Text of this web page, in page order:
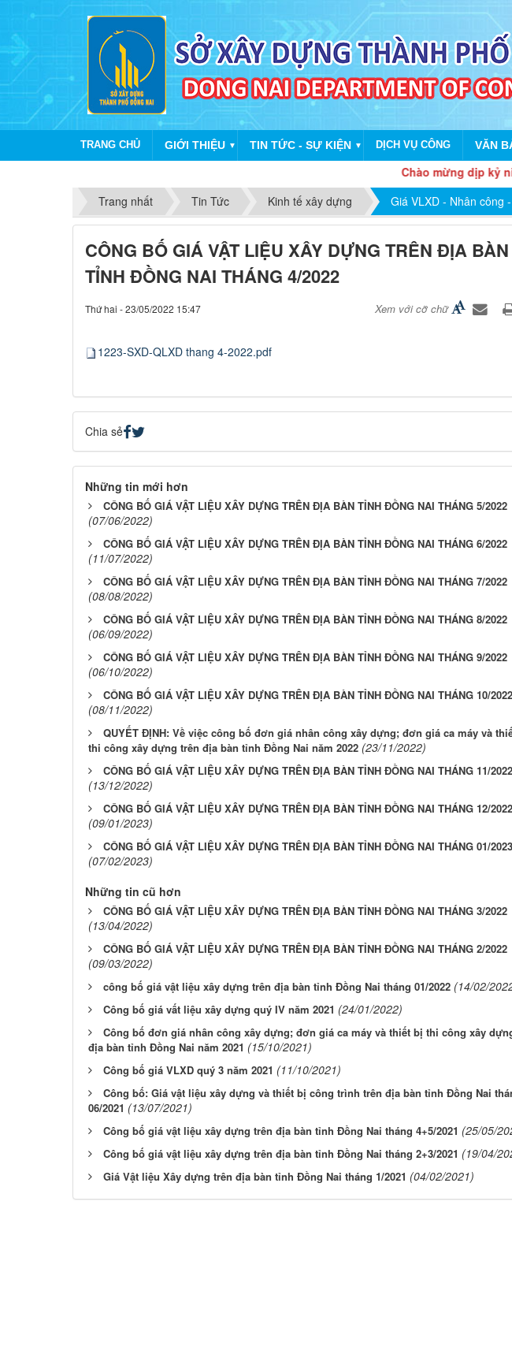
TRANG CHỦ GIỚI THIỆU ▼ TIN TỨC - SỰ KIỆN ▼ DỊCH VỤ CÔNG VĂN
Chào mừng dịp kỷ niệm
Trang nhất
Tin Tức Kinh tế xây dựng Giá VLXD - Nhân công
CÔNG BỐ GIÁ VẬT LIỆU XÂY DỰNG TRÊN ĐỊA BÀN
TỈNH ĐỒNG NAI THÁNG 4/2022
Thứ hai - 23/05/2022 15:47 Xem với cỡ chữ
1223-SXD-QLXD thang 4-2022.pdf
Chia sẻ
Những tin mới hơn
CÔNG BỐ GIÁ VẬT LIỆU XÂY DỰNG TRÊN ĐỊA BÀN TỈNH ĐỒNG NAI THÁNG 5/2022
(07/06/2022)
CÔNG BỐ GIÁ VẬT LIỆU XÂY DỰNG TRÊN ĐỊA BÀN TỈNH ĐỒNG NAI THÁNG 6/2022
(11/07/2022)
CÔNG BỐ GIÁ VẬT LIỆU XÂY DỰNG TRÊN ĐỊA BÀN TỈNH ĐỒNG NAI THÁNG 7/2022
(08/08/2022)
CÔNG BỐ GIÁ VẬT LIỆU XÂY DỰNG TRÊN ĐỊA BÀN TỈNH ĐỒNG NAI THÁNG 8/2022
(06/09/2022)
CÔNG BỐ GIÁ VẬT LIỆU XÂY DỰNG TRÊN ĐỊA BÀN TỈNH ĐỒNG NAI THÁNG 9/2022
(06/10/2022)
CÔNG BỐ GIÁ VẬT LIỆU XÂY DỰNG TRÊN ĐỊA BÀN TỈNH ĐỒNG NAI THÁNG 10/2022
(08/11/2022)
QUYẾT ĐỊNH: Về việc công bố đơn giá nhân công xây dựng; đơn giá ca máy và
thi công xây dựng trên địa bàn tỉnh Đồng Nai năm 2022 (23/11/2022)
CÔNG BỐ GIÁ VẬT LIỆU XÂY DỰNG TRÊN ĐỊA BÀN TỈNH ĐỒNG NAI THÁNG 11/2022
(13/12/2022)
CÔNG BỐ GIÁ VẬT LIỆU XÂY DỰNG TRÊN ĐỊA BÀN TỈNH ĐỒNG NAI THÁNG 12/2022
(09/01/2023)
CÔNG BỐ GIÁ VẬT LIỆU XÂY DỰNG TRÊN ĐỊA BÀN TỈNH ĐỒNG NAI THÁNG 01/2023
(07/02/2023)
Những tin cũ hơn
CÔNG BỐ GIÁ VẬT LIỆU XÂY DỰNG TRÊN ĐỊA BÀN TỈNH ĐỒNG NAI THÁNG 3/2022
(13/04/2022)
CÔNG BỐ GIÁ VẬT LIỆU XÂY DỰNG TRÊN ĐỊA BÀN TỈNH ĐỒNG NAI THÁNG 2/2022
(09/03/2022)
công bố giá vật liệu xây dựng trên địa bàn tỉnh Đồng Nai tháng 01/2022 (14/02/
Công bố giá vất liệu xây dựng quý IV năm 2021 (24/01/2022)
Công bố đơn giá nhân công xây dựng; đơn giá ca máy và thiết bị thi công xây
địa bàn tỉnh Đồng Nai năm 2021 (15/10/2021)
Công bố giá VLXD quý 3 năm 2021 (11/10/2021)
Công bố: Giá vật liệu xây dựng và thiết bị công trình trên địa bàn tỉnh Đồng Nai
06/2021 (13/07/2021)
Công bố giá vật liệu xây dựng trên địa bàn tỉnh Đồng Nai tháng 4+5/2021 (25/05/
Công bố giá vật liệu xây dựng trên địa bàn tỉnh Đồng Nai tháng 2+3/2021 (19/04/
Giá Vật liệu Xây dựng trên địa bàn tỉnh Đồng Nai tháng 1/2021 (04/02/2021)